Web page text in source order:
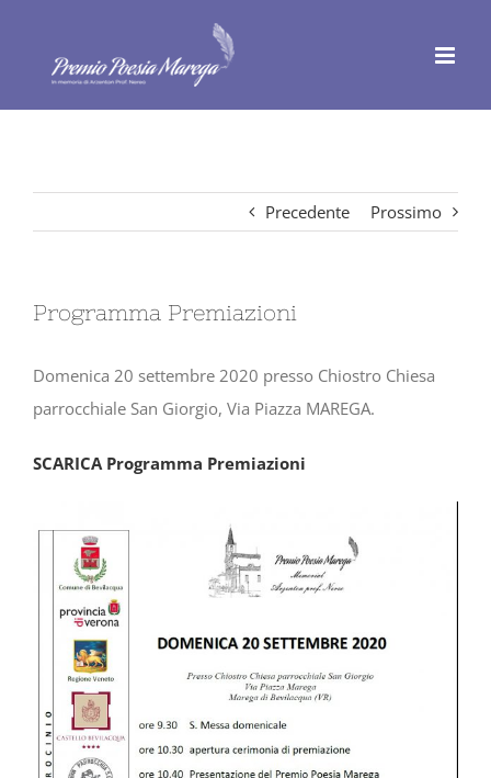
contenuto
Precedente Prossimo
Programma Premiazioni
Domenica 20 settembre 2020 presso Chiostro Chiesa
parrocchiale San Giorgio, Via Piazza MAREGA.
SCARICA Programma Premiazioni